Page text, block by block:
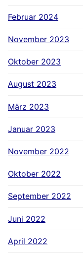
Februar 2024
November 2023
Oktober 2023
August 2023
März 2023
Januar 2023
November 2022
Oktober 2022
September 2022
Juni 2022
April 2022